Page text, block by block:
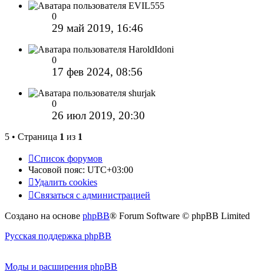
EVIL555
0
29 май 2019, 16:46
HaroldIdoni
0
17 фев 2024, 08:56
shurjak
0
26 июл 2019, 20:30
5 • Страница 1 из 1
Список форумов
Часовой пояс: UTC+03:00
Удалить cookies
Связаться с администрацией
Создано на основе phpBB® Forum Software © phpBB Limited
Русская поддержка phpBB
Моды и расширения phpBB